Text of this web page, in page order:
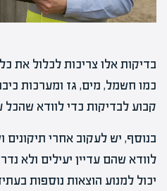
בדיקות אלו צריכות לכלול את
כמו חשמל, מים, גז ומערכות
קבוע לבדיקות כדי לוודא שהכל
בנוסף, יש לעקוב אחרי תיקונים
לוודא שהם עדיין יעילים ולא
יכול למנוע הוצאות נוספות